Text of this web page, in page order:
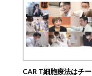
CAR T細胞療法はチー